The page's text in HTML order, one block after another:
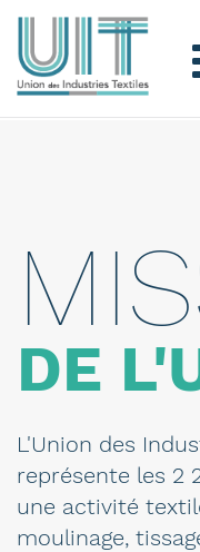
DE
L'Union des
représente les 2
une activité
moulinage,